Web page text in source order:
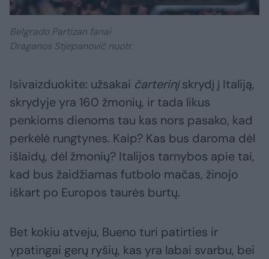
Belgrado Partizan fanai
Draganos Stjepanovič nuotr.
Isivaizduokite: užsakai čarterinįskrydį į Italiją,
skrydyje yra 160 žmonių, ir tada likus
penkioms dienoms tau kas nors pasako, kad
perkėlė rungtynes. Kaip? Kas bus daroma dėl
išlaidų, dėl žmonių? Italijos tarnybos apie tai,
kad bus žaidžiamas futbolo mačas, žinojo
iškart po Europos taurės burtų.
Bet kokiu atveju, Bueno turi patirties ir
ypatingai gerų ryšių, kas yra labai svarbu, bei